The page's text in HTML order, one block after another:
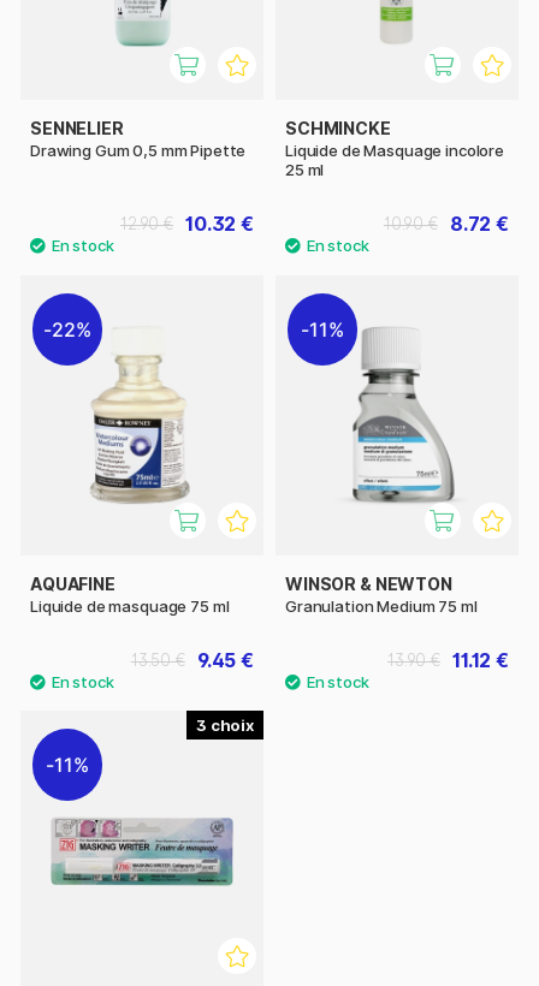
SENNELIER
Drawing Gum 0,5 mm Pipette
10.32 €
12.90 €
SCHMINCKE
Liquide de Masquage incolore
25 ml
8.72 €
10.90 €
22%
AQUAFINE
Liquide de masquage 75 ml
9.45 €
13.50 €
11%
WINSOR & NEWTON
Granulation Medium 75 ml
11.12 €
13.90 €
3
11%